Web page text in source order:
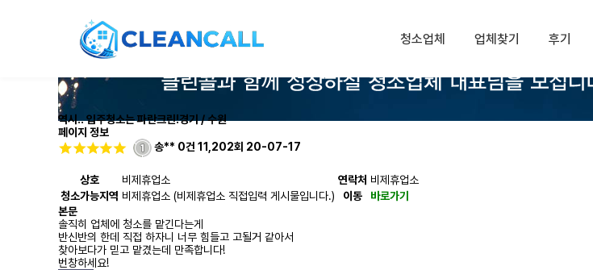
청소업체 업체찾기 후기
역시.. 입주청소는 파란크린!경기 / 수원
페이지 정보
송** 0건 11,202회 20-07-17
상호 비제휴업소 연락처 비제휴업소
청소가능지역 비제휴업소 (비제휴업소 직접입력 게시물입니다.) 이동
바로가기
본문
솔직히 업체에 청소를 맡긴다는게
반신반의 한데 직접 하자니 너무 힘들고 고될거 같아서
찾아보다가 믿고 맡겼는데 만족합니다!
번창하세요!